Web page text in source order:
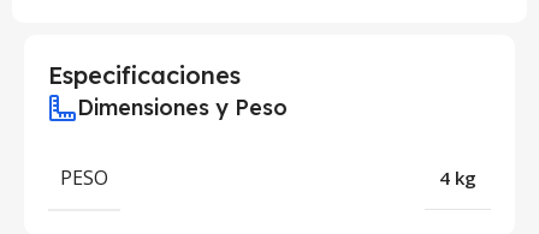
Especificaciones
Dimensiones y Peso
PESO 4 kg